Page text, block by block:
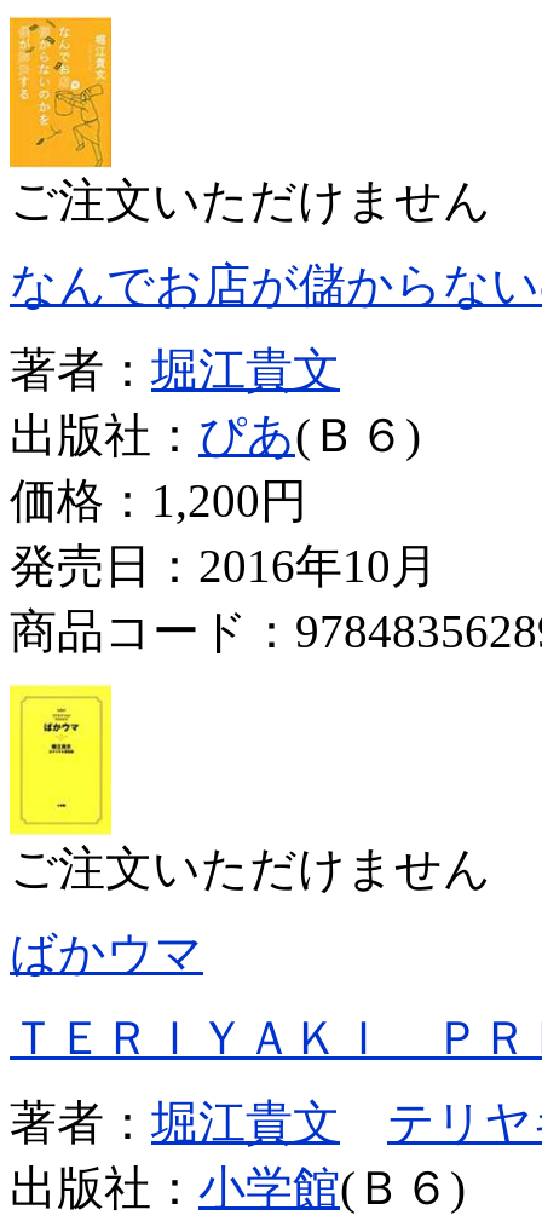
ご注文いただけません
なんでお店が儲からな
著者： 堀江貴文
出版社： ぴあ(Ｂ６)
価格： 1,200円
発売日：2016年10月
商品コード：
ご注文いただけません
ばかウマ
ＴＥＲＩＹＡＫＩ ＰＲ
著者： 堀江貴文
テリ
出版社： 小学館(Ｂ６)